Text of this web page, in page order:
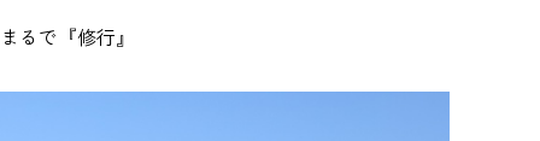
まるで『修行』